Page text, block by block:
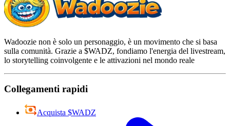
Wadoozie non è solo un personaggio, è un movimento che si basa
sulla comunità. Grazie a $WADZ, fondiamo l'energia del livestream,
lo storytelling coinvolgente e le attivazioni nel mondo reale
Collegamenti rapidi
Acquista $WADZ